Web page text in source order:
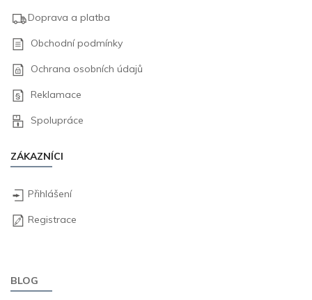
Doprava a platba
Obchodní podmínky
Ochrana osobních údajů
Reklamace
Spolupráce
ZÁKAZNÍCI
Přihlášení
Registrace
BLOG